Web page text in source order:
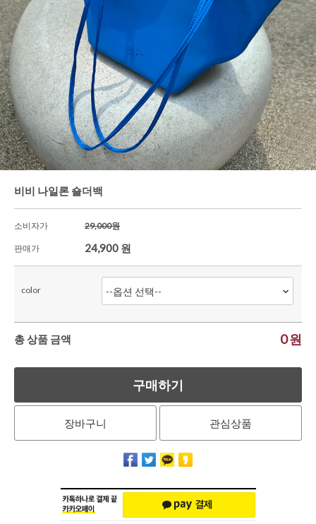
한정세일
셔츠&블라우스
가디건/니트
와이드팬츠
한정세일
비비 나일론 숄더백
소비자가 29,000원
판매가 24,900 원
color
총 상품 금액 0원
구매하기
장바구니 관심상품